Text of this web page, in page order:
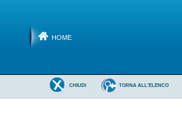
HOME
TORNA ALL'ELENCO
CHIUDI